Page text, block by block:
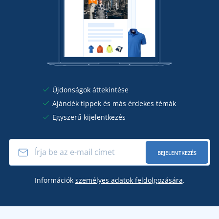
Újdonságok áttekintése
Ajándék tippek és más érdekes témák
Egyszerű kijelentkezés
BEJELENTKEZÉS
Információk személyes adatok feldolgozására.